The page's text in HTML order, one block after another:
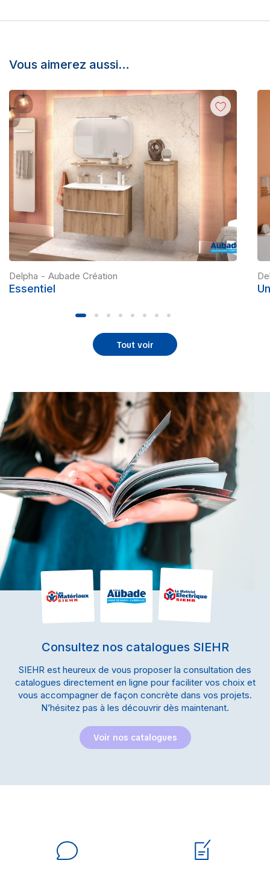
Vous aimerez aussi…
Delpha - Aubade Création
Essentiel
Tout voir
Consultez nos catalogues SIEHR
SIEHR est heureux de vous proposer la consultation des
catalogues directement en ligne pour faciliter vos choix et
vous accompagner de façon concrète dans vos projets.
N’hésitez pas à les découvrir dès maintenant.
Voir nos catalogues